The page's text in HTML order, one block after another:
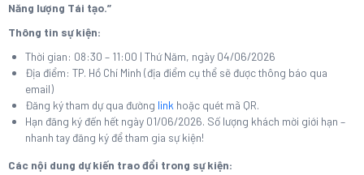
Năng lượng Tái tạo.”
Thông tin sự kiện:
Thời gian: 08:30 – 11:00 | Thứ Năm, ngày 04/06/2026
Địa điểm: TP. Hồ Chí Minh (địa điểm cụ thể sẽ được thông báo qua
email)
Đăng ký tham dự qua đường link hoặc quét mã QR.
Hạn đăng ký đến hết ngày 01/06/2026. Số lượng khách mời giới hạn –
nhanh tay đăng ký để tham gia sự kiện!
Các nội dung dự kiến trao đổi trong sự kiện: